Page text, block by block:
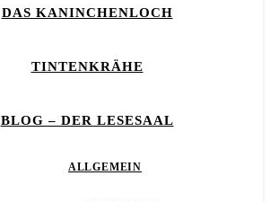
DAS KANINCHENLOCH
TINTENKRÄHE
BLOG – DER LESESAAL
ALLGEMEIN